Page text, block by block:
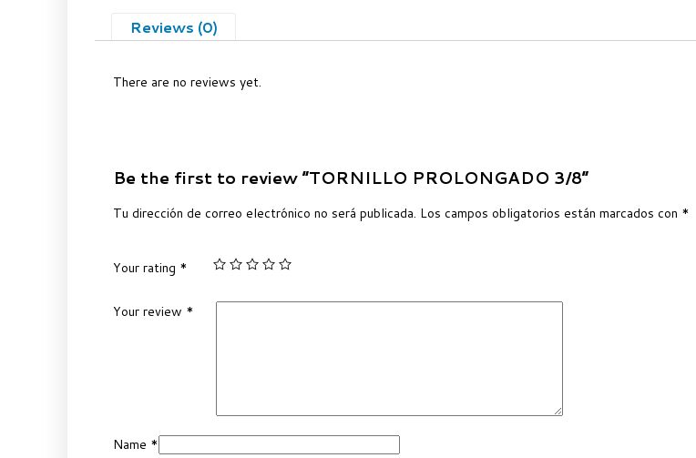
Reviews (0)
There are no reviews yet.
Be the first to review “TORNILLO PROLONGADO 3/8”
Tu dirección de correo electrónico no será publicada. Los campos obligatorios están marcados con *
Your rating *
Your review *
Name *